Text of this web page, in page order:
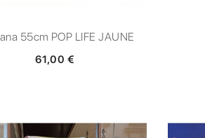
55cm POP LIFE JAUNE
61,00 €